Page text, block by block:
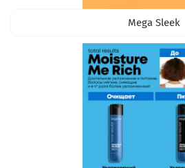
Mega Sleek